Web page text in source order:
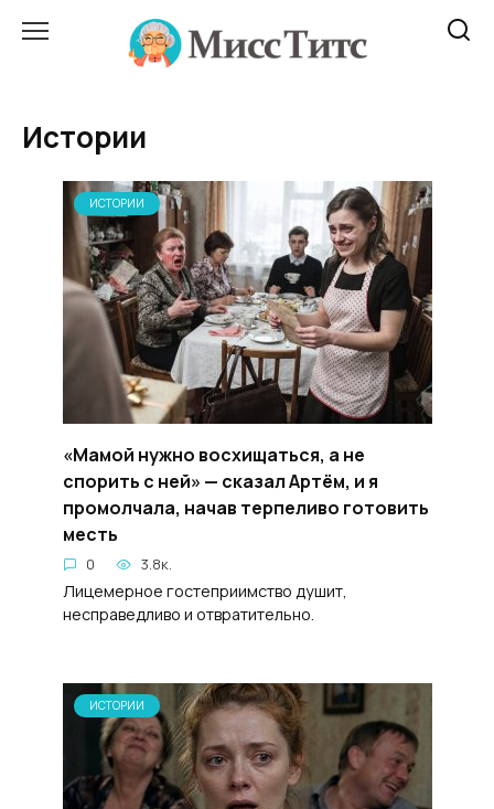
Истории
ИСТОРИИ
«Мамой нужно восхищаться, а не
спорить с ней» — сказал Артём, и я
промолчала, начав терпеливо готовить
месть
0 3.8к.
Лицемерное гостеприимство душит,
несправедливо и отвратительно.
ИСТОРИИ